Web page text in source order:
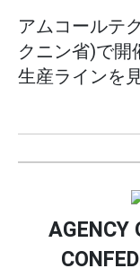
アムコールテ
クニン省)で開
生産ラインを
AGENCY